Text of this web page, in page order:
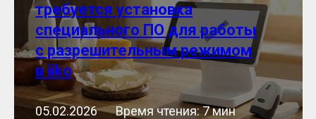
требуется установка
специального ПО для работы
с разрешительным режимом
в iiko
05.02.2026⠀⠀Время чтения: 7 мин